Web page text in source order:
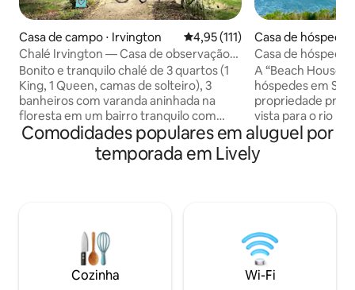
Casa de campo ⋅ Irvington 4,95 de uma avaliação média
4,95 (111)
Chalé Irvington — Casa de observação
de pássaros em vinhedo
Bonito e tranquilo chalé de 3 quartos (1
King, 1 Queen, camas de solteiro), 3
banheiros com varanda aninhada na
floresta em um bairro tranquilo com
trilhas naturais e doca. Escapada perfeita
para adultos/família. Caminhe ou pedale
até a encantadora cidade de Irvington.
premium, Wi-Fi de alta velocidade para
sua conveniência. Observação: NÃO
SÃO PERMITIDOS ANIMAIS DE
ESTIMAÇÃO, não é permitido fumar, não
Casa de
e
Casa de
Rappahannock
A “Beach House”
hóspedes em
propriedade
vista para o rio
Chesapeake.
de casal, esta
equipada tem
apresenta uma
aberta, banheiro
chuveiro grande
2º andar
Comodidades populares em aluguel por
temporada em Lively
Cozinha Wi-Fi